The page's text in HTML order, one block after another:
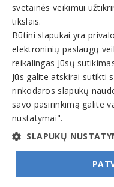
Apyvarta:
0 € (2022 m.)
Veiklos sritys
Sandėliavimas,
© INFOMINTA, UAB. Visos teisės
svetainės veikimui
tikslais.
Būtini slapukai yra
elektroninių paslaugų
reikalingas Jūsų
Jūs galite atskirai sutikti
rinkodaros slapukų
savo pasirinkimą galite
nustatymai".
SLAPUKŲ